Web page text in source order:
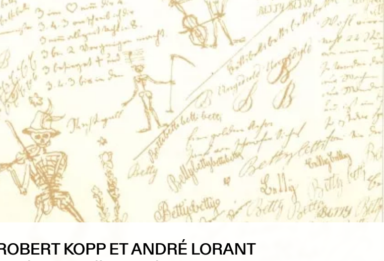
KOPP ET ANDRÉ LORANT